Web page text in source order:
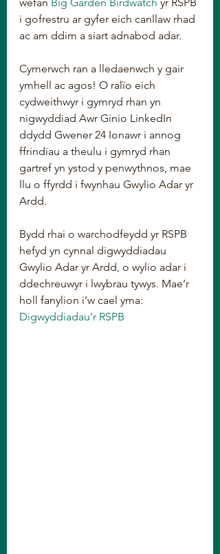
i gofrestru ar gyfer eich canllaw rhad
ac am ddim a siart adnabod adar.
Cymerwch ran a lledaenwch y gair
ymhell ac agos! O ralïo eich
cydweithwyr i gymryd rhan yn
nigwyddiad Awr Ginio LinkedIn
ddydd Gwener 24 Ionawr i annog
ffrindiau a theulu i gymryd rhan
gartref yn ystod y penwythnos, mae
llu o ffyrdd i fwynhau Gwylio Adar yr
Ardd.
Bydd rhai o warchodfeydd yr RSPB
hefyd yn cynnal digwyddiadau
Gwylio Adar yr Ardd, o wylio adar i
ddechreuwyr i lwybrau tywys. Mae’r
holl fanylion i’w cael yma:
Digwyddiadau’r RSPB